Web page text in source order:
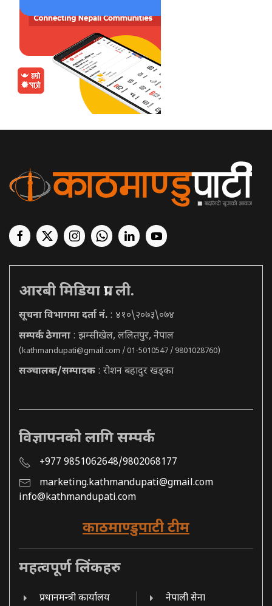
आरबी मिडिया प्रा. ली.
सूचना विभागमा दर्ता नं. : ४१०\२०७३\०७४
सम्पर्क ठेगाना : झम्सीखेल, ललितपुर, नेपाल
(kathmandupati@gmail.com / 01-5010547 / 9801028760)
सञ्चालक/सम्पादक : रोशन बहादुर खड्का
विज्ञापनको लागि सम्पर्क
+977 9851062648/9802068177
marketing.kathmandupati@gmail.com
info@kathmandupati.com
काठमाण्डुपाटी टीम
महत्वपूर्ण लिंकहरु
प्रधानमन्त्री कार्यालय नेपाली सेना